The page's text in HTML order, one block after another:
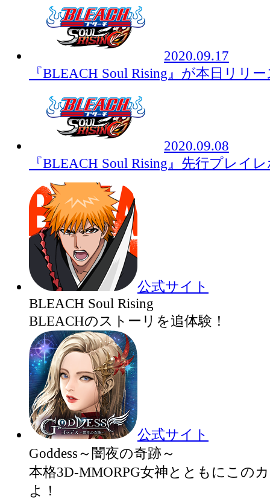
2020.09.17
『BLEACH Soul Rising』が本日リリ
2020.09.08
『BLEACH Soul Rising』先行プレイ
公式サイト
BLEACH Soul Rising
BLEACHのストーリを追体験！
公式サイト
Goddess～闇夜の奇跡～
本格3D-MMORPG女神とともにこの
よ！